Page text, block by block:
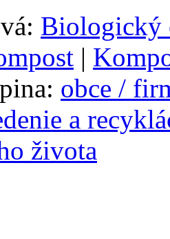
Biologický
|
obce /
a
života